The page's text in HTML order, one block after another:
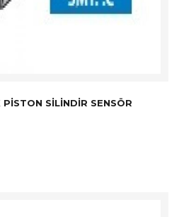
SILINDIR SENSÖR